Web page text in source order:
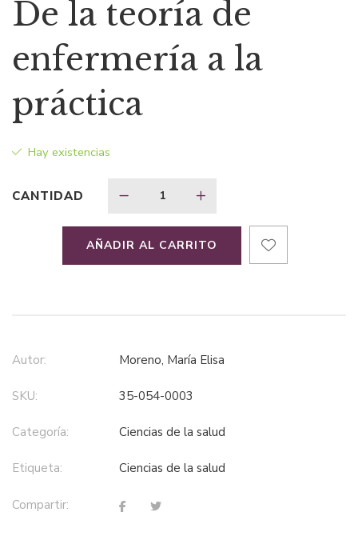
era:
$24,04.
actual
es:
De la teoría de
enfermería a la
práctica
Hay existencias
CANTIDAD
AÑADIR AL CARRITO
Autor: Moreno, María Elisa
SKU: 35-054-0003
Categoría: ciencias de la salud
Etiqueta: ciencias de la salud
Compartir: